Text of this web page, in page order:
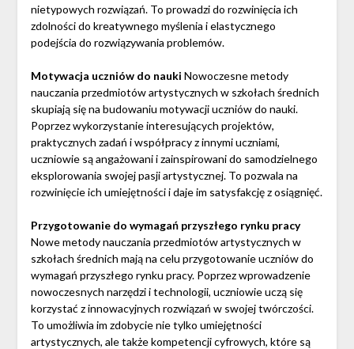
nietypowych rozwiązań. To prowadzi do rozwinięcia ich
zdolności do kreatywnego myślenia i elastycznego
podejścia do rozwiązywania problemów.
Motywacja uczniów do nauki Nowoczesne metody
nauczania przedmiotów artystycznych w szkołach średnich
skupiają się na budowaniu motywacji uczniów do nauki.
Poprzez wykorzystanie interesujących projektów,
praktycznych zadań i współpracy z innymi uczniami,
uczniowie są angażowani i zainspirowani do samodzielnego
eksplorowania swojej pasji artystycznej. To pozwala na
rozwinięcie ich umiejętności i daje im satysfakcję z osiągnięć.
Przygotowanie do wymagań przyszłego rynku pracy
Nowe metody nauczania przedmiotów artystycznych w
szkołach średnich mają na celu przygotowanie uczniów do
wymagań przyszłego rynku pracy. Poprzez wprowadzenie
nowoczesnych narzędzi i technologii, uczniowie uczą się
korzystać z innowacyjnych rozwiązań w swojej twórczości.
To umożliwia im zdobycie nie tylko umiejętności
artystycznych, ale także kompetencji cyfrowych, które są